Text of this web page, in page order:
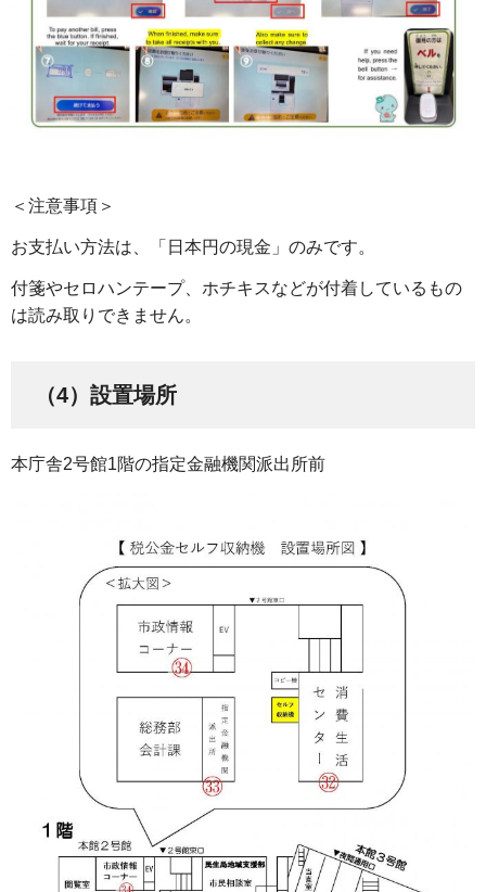
＜注意事項＞
お支払い方法は、「日本円の現金」のみです。
付箋やセロハンテープ、ホチキスなどが付着しているもの
は読み取りできません。
（4）設置場所
本庁舎2号館1階の指定金融機関派出所前